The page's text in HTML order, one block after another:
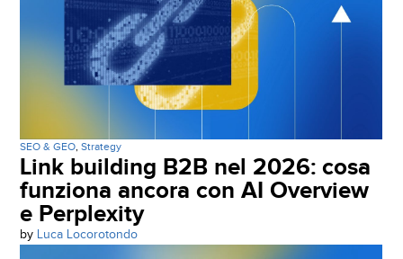
SEO & GEO,Strategy
Link building B2B nel 2026: cosa
funziona ancora con AI Overview
e Perplexity
by Luca Locorotondo